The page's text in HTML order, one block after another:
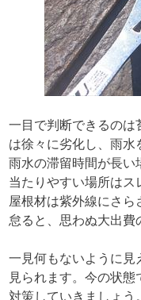
一目で判断できるのは
は徐々に劣化し、雨水
雨水の滞留時間が長い
当たりやすい場所はス
屋根材は紫外線にさ
怠ると、思わぬ大出費
一見何もないように見
見られます。今の状
対策していきましょう。